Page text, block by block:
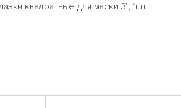
квадратные для маски 3", 1шт